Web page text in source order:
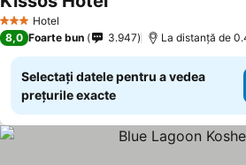
3 SteleHotel
8,0 Foarte bun 3.947 La distanță de
Selectați datele pentru a vedea
prețurile exacte